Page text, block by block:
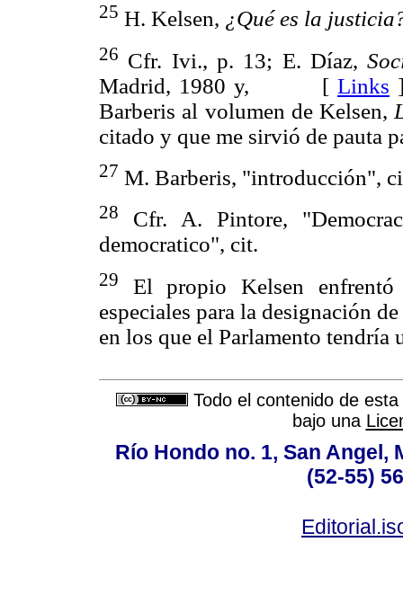
25 H. Kelsen, ¿Qué es la
26 Cfr. Ivi., p. 13; E. Díaz,
Madrid, 1980 y, [ Links
Barberis al volumen de Kelsen,
citado y que me sirvió de pauta
27 M. Barberis, "introducción",
28
Cfr. A. Pintore,
democratico", cit.
29
El propio Kelsen enfrentó
especiales para la designación
en los que el Parlamento tendría
Todo el contenido de
bajo una
Río Hondo no. 1, San Angel,
(52-55)